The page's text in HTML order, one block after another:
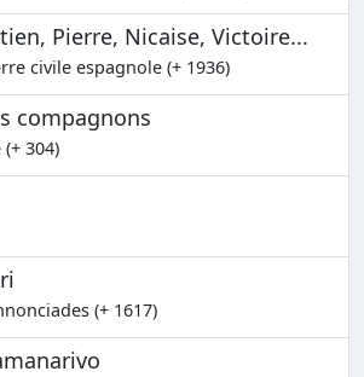
Pierre, Nicaise, Victoire...
civile espagnole (+ 1936)
compagnons
304)
(+ 1617)